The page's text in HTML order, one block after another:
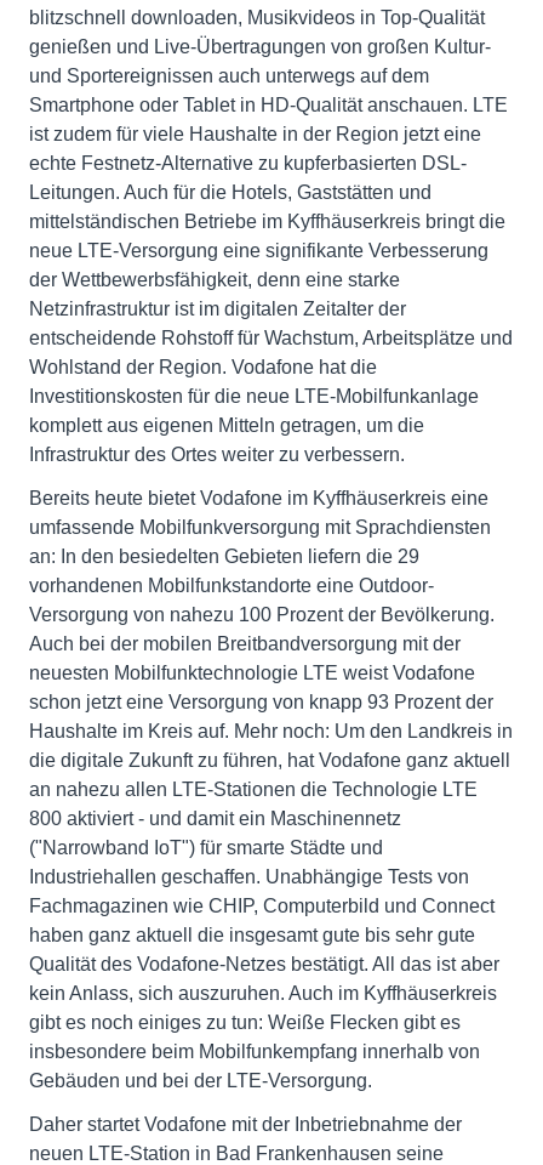
blitzschnell downloaden, Musikvideos in Top-Qualität
genießen und Live-Übertragungen von großen Kultur-
und Sportereignissen auch unterwegs auf dem
Smartphone oder Tablet in HD-Qualität anschauen. LTE
ist zudem für viele Haushalte in der Region jetzt eine
echte Festnetz-Alternative zu kupferbasierten DSL-
Leitungen. Auch für die Hotels, Gaststätten und
mittelständischen Betriebe im Kyffhäuserkreis bringt die
neue LTE-Versorgung eine signifikante Verbesserung
der Wettbewerbsfähigkeit, denn eine starke
Netzinfrastruktur ist im digitalen Zeitalter der
entscheidende Rohstoff für Wachstum, Arbeitsplätze und
Wohlstand der Region. Vodafone hat die
Investitionskosten für die neue LTE-Mobilfunkanlage
komplett aus eigenen Mitteln getragen, um die
Infrastruktur des Ortes weiter zu verbessern.
Bereits heute bietet Vodafone im Kyffhäuserkreis eine
umfassende Mobilfunkversorgung mit Sprachdiensten
an: In den besiedelten Gebieten liefern die 29
vorhandenen Mobilfunkstandorte eine Outdoor-
Versorgung von nahezu 100 Prozent der Bevölkerung.
Auch bei der mobilen Breitbandversorgung mit der
neuesten Mobilfunktechnologie LTE weist Vodafone
schon jetzt eine Versorgung von knapp 93 Prozent der
Haushalte im Kreis auf. Mehr noch: Um den Landkreis in
die digitale Zukunft zu führen, hat Vodafone ganz aktuell
an nahezu allen LTE-Stationen die Technologie LTE
800 aktiviert - und damit ein Maschinennetz
("Narrowband IoT") für smarte Städte und
Industriehallen geschaffen. Unabhängige Tests von
Fachmagazinen wie CHIP, Computerbild und Connect
haben ganz aktuell die insgesamt gute bis sehr gute
Qualität des Vodafone-Netzes bestätigt. All das ist aber
kein Anlass, sich auszuruhen. Auch im Kyffhäuserkreis
gibt es noch einiges zu tun: Weiße Flecken gibt es
insbesondere beim Mobilfunkempfang innerhalb von
Gebäuden und bei der LTE-Versorgung.
Daher startet Vodafone mit der Inbetriebnahme der
neuen LTE-Station in Bad Frankenhausen seine